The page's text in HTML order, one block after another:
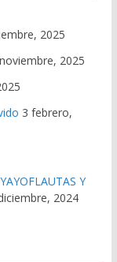
2025
2025
3 febrero,
Y
2024